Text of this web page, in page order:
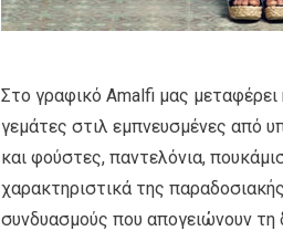
Στο γραφικό Amalfi μας μεταφέρει
γεμάτες στιλ εμπνευσμένες από
και φούστες, παντελόνια,
χαρακτηριστικά της
συνδυασμούς που απογειώνουν τη